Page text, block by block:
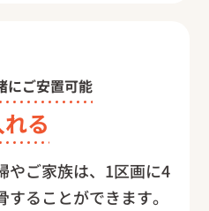
にご安置可能
る
やご家族は、1区画に4
ることができます。